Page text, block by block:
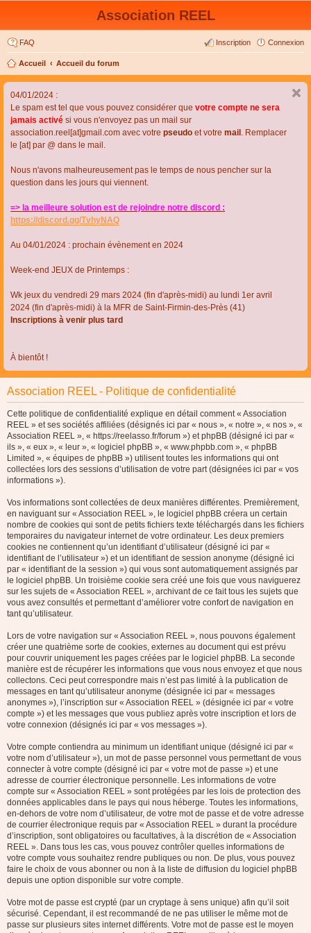
Association REEL
FAQ Connexion
Inscription
Accueil Accueil du forum
04/01/2024 :
Le spam est tel que vous pouvez considérer que votre compte ne sera
jamais activé si vous n'envoyez pas un mail sur
association.reel[at]gmail.com avec votre pseudo et votre mail . Remplacer
le [at] par @ dans le mail.
Nous n'avons malheureusement pas le temps de nous pencher sur la
question dans les jours qui viennent.
=> la meilleure solution est de rejoindre notre discord :
https://discord.gg/TvhyNAQ
Au 04/01/2024 : prochain évènement en 2024
Week-end JEUX de Printemps :
Wk jeux du vendredi 29 mars 2024 (fin d'après-midi) au lundi 1er avril
2024 (fin d'après-midi) à la MFR de Saint-Firmin-des-Près (41)
Inscriptions à venir plus tard
À bientôt !
Association REEL - Politique de confidentialité
Cette politique de confidentialité explique en détail comment « Association
REEL » et ses sociétés affiliées (désignés ici par « nous », « notre », « nos », «
Association REEL », « https://reelasso.fr/forum ») et phpBB (désigné ici par «
ils », « eux », « leur », « logiciel phpBB », « www.phpbb.com », « phpBB
Limited », « équipes de phpBB ») utilisent toutes les informations qui ont
collectées lors des sessions d’utilisation de votre part (désignées ici par « vos
informations »).
Vos informations sont collectées de deux manières différentes. Premièrement,
en naviguant sur « Association REEL », le logiciel phpBB créera un certain
nombre de cookies qui sont de petits fichiers texte téléchargés dans les fichiers
temporaires du navigateur internet de votre ordinateur. Les deux premiers
cookies ne contiennent qu’un identifiant d’utilisateur (désigné ici par «
identifiant de l’utilisateur ») et un identifiant de session anonyme (désigné ici
par « identifiant de la session ») qui vous sont automatiquement assignés par
le logiciel phpBB. Un troisième cookie sera créé une fois que vous naviguerez
sur les sujets de « Association REEL », archivant de ce fait tous les sujets que
vous avez consultés et permettant d’améliorer votre confort de navigation en
tant qu’utilisateur.
Lors de votre navigation sur « Association REEL », nous pouvons également
créer une quatrième sorte de cookies, externes au document qui est prévu
pour couvrir uniquement les pages créées par le logiciel phpBB. La seconde
manière est de récupérer les informations que vous nous envoyez et que nous
collectons. Ceci peut correspondre mais n’est pas limité à la publication de
messages en tant qu’utilisateur anonyme (désignée ici par « messages
anonymes »), l’inscription sur « Association REEL » (désignée ici par « votre
compte ») et les messages que vous publiez après votre inscription et lors de
votre connexion (désignés ici par « vos messages »).
Votre compte contiendra au minimum un identifiant unique (désigné ici par «
votre nom d’utilisateur »), un mot de passe personnel vous permettant de vous
connecter à votre compte (désigné ici par « votre mot de passe ») et une
adresse de courrier électronique personnelle. Les informations de votre
compte sur « Association REEL » sont protégées par les lois de protection des
données applicables dans le pays qui nous héberge. Toutes les informations,
en-dehors de votre nom d’utilisateur, de votre mot de passe et de votre adresse
de courrier électronique requis par « Association REEL » durant la procédure
d’inscription, sont obligatoires ou facultatives, à la discrétion de « Association
REEL ». Dans tous les cas, vous pouvez contrôler quelles informations de
votre compte vous souhaitez rendre publiques ou non. De plus, vous pouvez
faire le choix de vous abonner ou non à la liste de diffusion du logiciel phpBB
depuis une option disponible sur votre compte.
Votre mot de passe est crypté (par un cryptage à sens unique) afin qu’il soit
sécurisé. Cependant, il est recommandé de ne pas utiliser le même mot de
passe sur plusieurs sites internet différents. Votre mot de passe est le moyen